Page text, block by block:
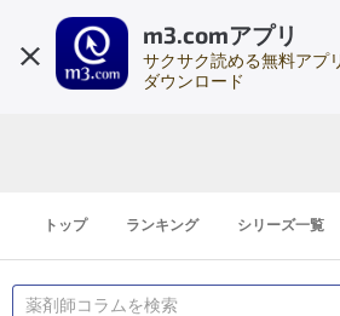
m3.comアプリ
サクサク読める無料アプ
ダウンロード
トップ ランキング シリーズ一覧